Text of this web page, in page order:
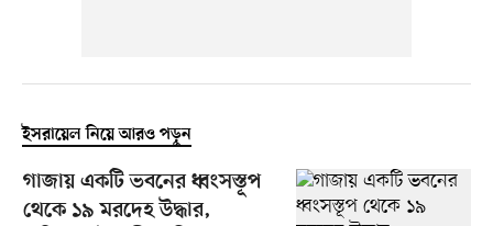
ইসরায়েল নিয়ে আরও পড়ুন
গাজায় একটি ভবনের ধ্বংসস্তূপ
থেকে ১৯ মরদেহ উদ্ধার,